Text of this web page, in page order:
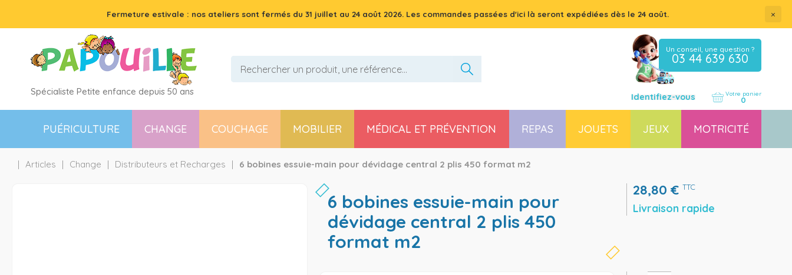
Fermeture estivale : nos ateliers sont fermés du 31 juillet au 24 août 2026. Les commandes passées d'ici là seront expédiées dès le 24 août. ×
Spécialiste Petite enfance depuis 50 ans
Un conseil, une question ?
03 44 639 630
Identifiez-vous Votre panier
0
PUÉRICULTURE CHANGE COUCHAGE MOBILIER MÉDICAL ET PRÉVENTION REPAS JOUETS JEUX MOTRICITÉ
Articles Change Distributeurs et Recharges 6 bobines essuie-main pour dévidage central 2 plis 450 format m2
6 bobines essuie-main pour
dévidage central 2 plis 450
format m2
28,80€ TTC
Livraison rapide